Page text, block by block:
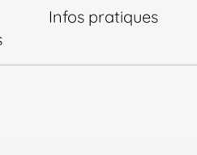
Infos pratiques